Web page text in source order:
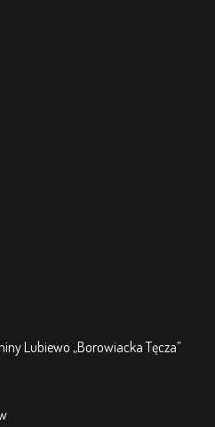
Lubiewo „Borowiacka Tęcza”